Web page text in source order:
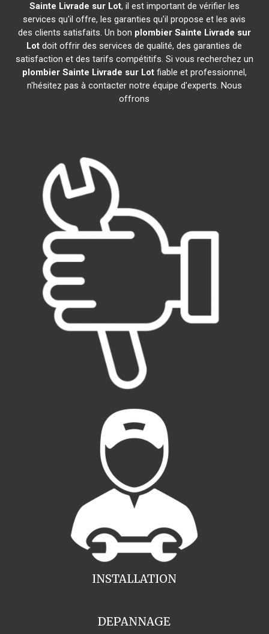
Sainte Livrade sur Lot, il est important de vérifier les
services qu'il offre, les garanties qu'il propose et les avis
des clients satisfaits. Un bon plombier Sainte Livrade sur
Lot doit offrir des services de qualité, des garanties de
satisfaction et des tarifs compétitifs. Si vous recherchez un
plombier Sainte Livrade sur Lotfiable et professionnel,
n'hésitez pas à contacter notre équipe d'experts. Nous
offrons
INSTALLATION
DEPANNAGE